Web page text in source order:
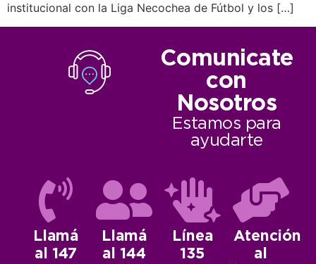
institucional con la Liga Necochea de Fútbol y los […]
Comunicate
con
Nosotros
Estamos para
ayudarte
Llamá
al 147
Llamá
al 144
Línea
135
Atención
al